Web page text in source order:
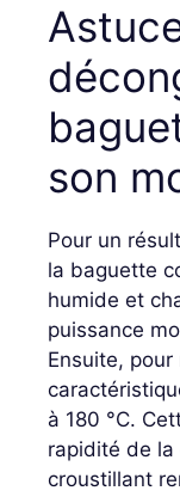
son
Pour un
la baguette
humide et
puissance
Ensuite,
à 180 °C.
rapidité de la
croustillant